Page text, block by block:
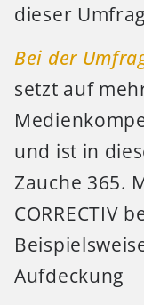
dieser
Bei der
setzt auf
und ist in
Zauche 365.
CORRECTIV
Aufdeckung